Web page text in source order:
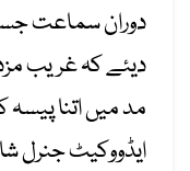
دوران سماعت
دیئےکہ غریب
مد میں اتنا
ایڈووکیٹ جنرل